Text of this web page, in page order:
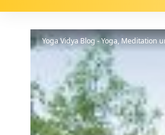
Yoga Vidya Blog - Yoga, Meditation